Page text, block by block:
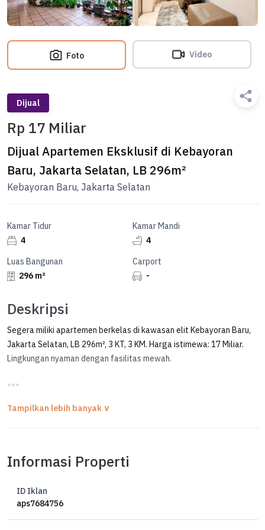
Foto Video
Dijual
Rp 17 Miliar
Dijual Apartemen Eksklusif di Kebayoran
Baru, Jakarta Selatan, LB 296m²
Kebayoran Baru, Jakarta Selatan
Kamar Tidur
4
Kamar Mandi
4
Luas Bangunan
296 m²
Carport
-
Deskripsi
Segera miliki apartemen berkelas di kawasan elit Kebayoran Baru,
Jakarta Selatan, LB 296m², 3 KT, 3 KM. Harga istimewa: 17 Miliar.
Lingkungan nyaman dengan fasilitas mewah.
***
Kebayoran Baru - Jakarta Selatan
Luas 296 m²
Lantai Sedang
Informasi Properti
ID Iklan
aps7684756